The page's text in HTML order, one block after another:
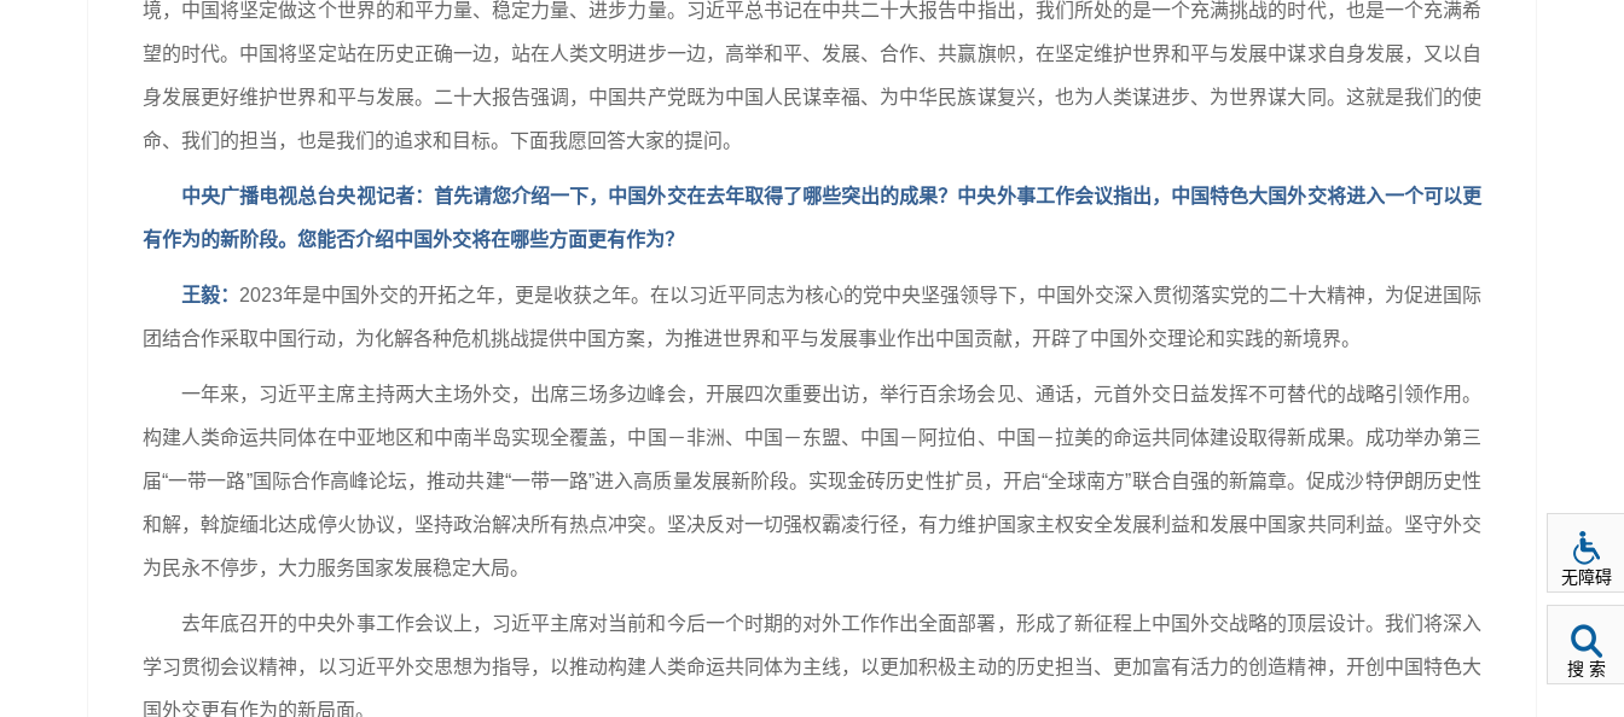
境，中国将坚定做这个世界的和平力量、稳定力量、进步力量。习近平总书记在中共二十大报告中指出，我们所处的是一个充满挑战的时代，也是一个充满希
望的时代。中国将坚定站在历史正确一边，站在人类文明进步一边，高举和平、发展、合作、共赢旗帜，在坚定维护世界和平与发展中谋求自身发展，又以自
身发展更好维护世界和平与发展。二十大报告强调，中国共产党既为中国人民谋幸福、为中华民族谋复兴，也为人类谋进步、为世界谋大同。这就是我们的使
命、我们的担当，也是我们的追求和目标。下面我愿回答大家的提问。
中央广播电视总台央视记者：首先请您介绍一下，中国外交在去年取得了哪些突出的成果？中央外事工作会议指出，中国特色大国外交将进入一个可以更
有作为的新阶段。您能否介绍中国外交将在哪些方面更有作为？
王毅： 2023年是中国外交的开拓之年，更是收获之年。在以习近平同志为核心的党中央坚强领导下，中国外交深入贯彻落实党的二十大精神，为促进国际
团结合作采取中国行动，为化解各种危机挑战提供中国方案，为推进世界和平与发展事业作出中国贡献，开辟了中国外交理论和实践的新境界。
一年来，习近平主席主持两大主场外交，出席三场多边峰会，开展四次重要出访，举行百余场会见、通话，元首外交日益发挥不可替代的战略引领作用。
构建人类命运共同体在中亚地区和中南半岛实现全覆盖，中国－非洲、中国－东盟、中国－阿拉伯、中国－拉美的命运共同体建设取得新成果。成功举办第三
届“一带一路”国际合作高峰论坛，推动共建“一带一路”进入高质量发展新阶段。实现金砖历史性扩员，开启“全球南方”联合自强的新篇章。促成沙特伊朗历史性
和解，斡旋缅北达成停火协议，坚持政治解决所有热点冲突。坚决反对一切强权霸凌行径，有力维护国家主权安全发展利益和发展中国家共同利益。坚守外交
为民永不停步，大力服务国家发展稳定大局。
去年底召开的中央外事工作会议上，习近平主席对当前和今后一个时期的对外工作作出全面部署，形成了新征程上中国外交战略的顶层设计。我们将深入
学习贯彻会议精神，以习近平外交思想为指导，以推动构建人类命运共同体为主线，以更加积极主动的历史担当、更加富有活力的创造精神，开创中国特色大
国外交更有作为的新局面。
无障碍
搜 索